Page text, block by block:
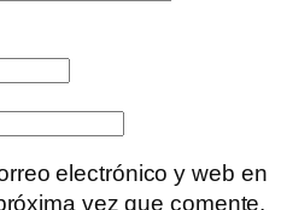
electrónico y web en
vez que comente.